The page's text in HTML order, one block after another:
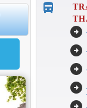
directions_bus_filled
arrow_circle_right
arrow_circle_right
arrow_circle_right
arrow_circle_right